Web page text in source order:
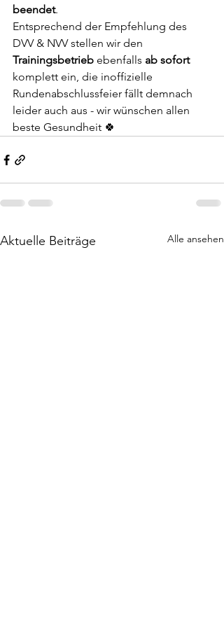
beendet.
Entsprechend der Empfehlung des
DVV & NVV stellen wir den
Trainingsbetrieb ebenfalls ab sofort
komplett ein, die inoffizielle
Rundenabschlussfeier fällt demnach
leider auch aus - wir wünschen allen
beste Gesundheit 🍀
Aktuelle Beiträge Alle ansehen